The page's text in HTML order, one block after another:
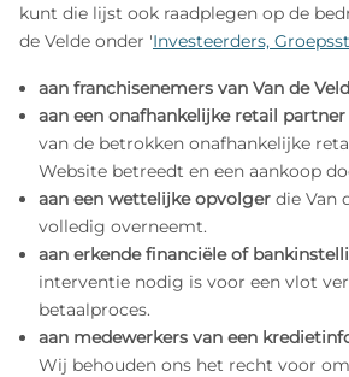
kunt die lijst ook raadplegen op de
de Velde onder 'Investeerders,
aan franchisenemers van Van de
aan een onafhankelijke retail partner
van de betrokken onafhankelijke
Website betreedt en een aankoop
aan een wettelijke opvolger die Van
volledig overneemt.
aan erkende financiële of
interventie nodig is voor een vlot
betaalproces.
aan medewerkers van een
Wij behouden ons het recht voor